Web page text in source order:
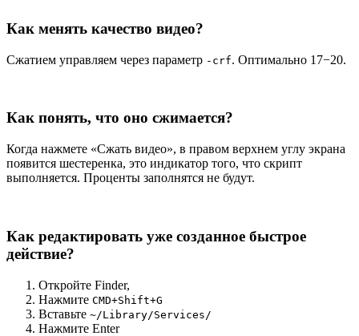
Как менять качество видео?
Сжатием управляем через параметр -crf. Оптимально 17−20.
Как понять, что оно сжимается?
Когда нажмете «Сжать видео», в правом верхнем углу экрана
появится шестеренка, это индикатор того, что скрипт
выполняется. Проценты заполнятся не будут.
Как редактировать уже созданное быстрое
действие?
Откройте Finder,
Нажмите СMD+Shift+G
Вставьте ~/Library/Services/
Нажмите Enter